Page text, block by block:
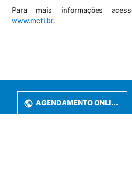
Para mais informações
www.mcti.br.
AGENDAMENTO ONLINE